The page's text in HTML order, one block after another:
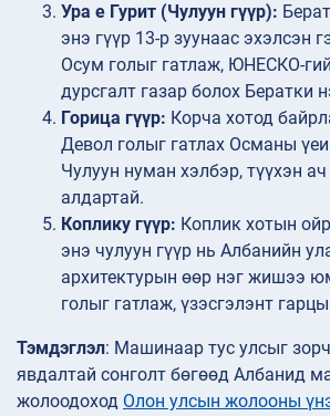
Ура е Гурит (Чулуун гүүр):
энэ гүүр 13-р зуунаас эхэлсэн
Осум голыг гатлаж, ЮНЕСКО-
дурсгалт газар болох Бератки
Горица гүүр: Корча хотод
Девол голыг гатлах Османы
Чулуун нуман хэлбэр, түүхэн
алдартай.
Коплику гүүр: Коплик хотын
энэ чулуун гүүр нь Албанийн
архитектурын өөр нэг жишээ
голыг гатлаж, үзэсгэлэнт
Тэмдэглэл: Машинаар тус улсыг
явдалтай сонголт бөгөөд Албанид
жолоодоход Олон улсын жолооны